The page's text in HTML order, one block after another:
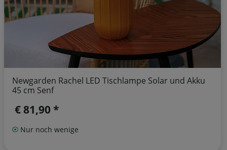
Newgarden Rachel LED Tischlampe Solar und Akku
45 cm Senf
€ 81,90 *
Nur noch wenige